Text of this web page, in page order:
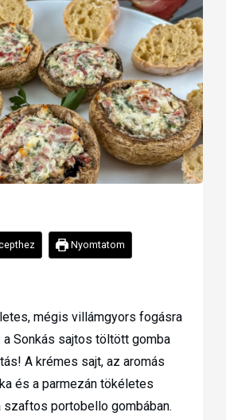
Nyomtatom
mégis villámgyors fogásra
Sonkás sajtos töltött gomba
A krémes sajt, az aromás
és a parmezán tökéletes
szaftos portobello gombában.